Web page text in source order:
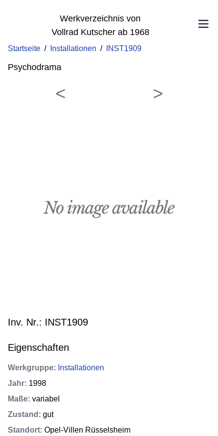
Werkverzeichnis von
Vollrad Kutscher ab 1968
Startseite / Installationen / INST1909
Psychodrama
Inv. Nr.: INST1909
Eigenschaften
Werkgruppe: Installationen
Jahr: 1998
Maße: variabel
Zustand : gut
Standort: Opel-Villen Rüsselsheim
< >